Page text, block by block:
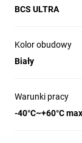
BCS ULTRA
Kolor obudowy
Biały
Warunki pracy
-40°C~+60°C